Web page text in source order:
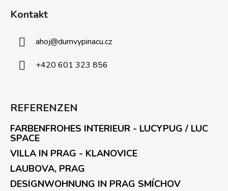
Kontakt
ahoj@dumvypinacu.cz
+420 601 323 856
REFERENZEN
FARBENFROHES INTERIEUR - LUCYPUG / LUC
SPACE
VILLA IN PRAG - KLANOVICE
LAUBOVA, PRAG
DESIGNWOHNUNG IN PRAG SMÍCHOV